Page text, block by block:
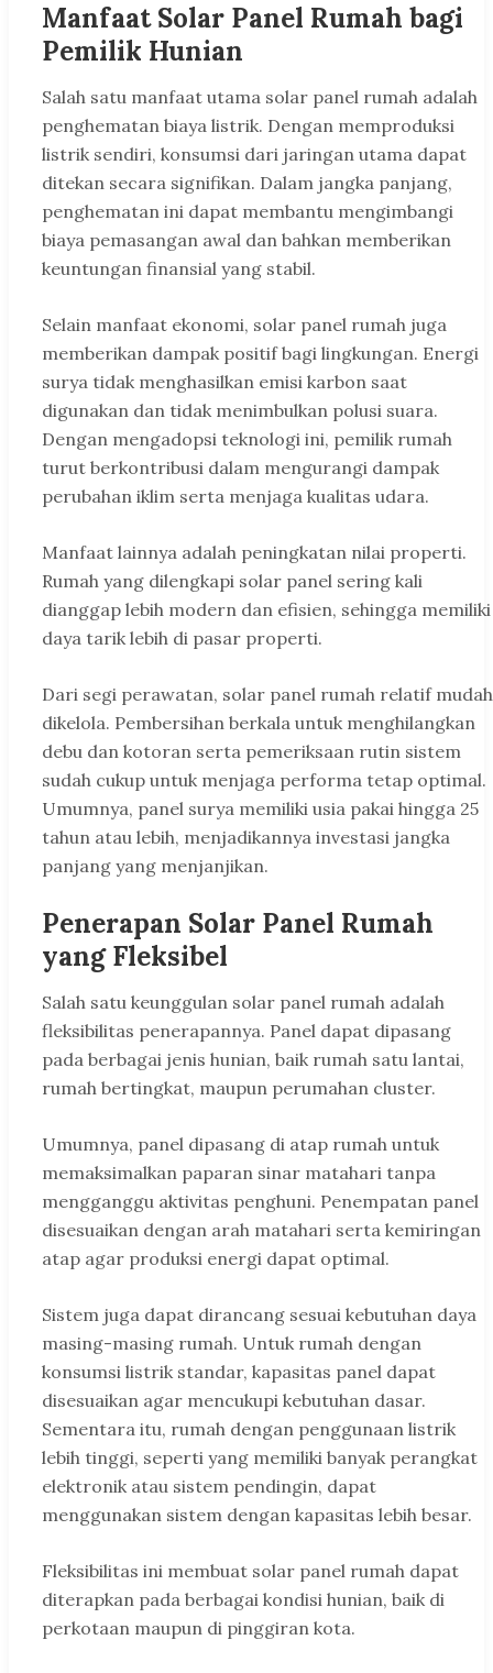
Manfaat Solar Panel Rumah bagi
Pemilik Hunian
Salah satu manfaat utama solar panel rumah adalah
penghematan biaya listrik. Dengan memproduksi
listrik sendiri, konsumsi dari jaringan utama dapat
ditekan secara signifikan. Dalam jangka panjang,
penghematan ini dapat membantu mengimbangi
biaya pemasangan awal dan bahkan memberikan
keuntungan finansial yang stabil.
Selain manfaat ekonomi, solar panel rumah juga
memberikan dampak positif bagi lingkungan. Energi
surya tidak menghasilkan emisi karbon saat
digunakan dan tidak menimbulkan polusi suara.
Dengan mengadopsi teknologi ini, pemilik rumah
turut berkontribusi dalam mengurangi dampak
perubahan iklim serta menjaga kualitas udara.
Manfaat lainnya adalah peningkatan nilai properti.
Rumah yang dilengkapi solar panel sering kali
dianggap lebih modern dan efisien, sehingga memiliki
daya tarik lebih di pasar properti.
Dari segi perawatan, solar panel rumah relatif mudah
dikelola. Pembersihan berkala untuk menghilangkan
debu dan kotoran serta pemeriksaan rutin sistem
sudah cukup untuk menjaga performa tetap optimal.
Umumnya, panel surya memiliki usia pakai hingga 25
tahun atau lebih, menjadikannya investasi jangka
panjang yang menjanjikan.
Penerapan Solar Panel Rumah
yang Fleksibel
Salah satu keunggulan solar panel rumah adalah
fleksibilitas penerapannya. Panel dapat dipasang
pada berbagai jenis hunian, baik rumah satu lantai,
rumah bertingkat, maupun perumahan cluster.
Umumnya, panel dipasang di atap rumah untuk
memaksimalkan paparan sinar matahari tanpa
mengganggu aktivitas penghuni. Penempatan panel
disesuaikan dengan arah matahari serta kemiringan
atap agar produksi energi dapat optimal.
Sistem juga dapat dirancang sesuai kebutuhan daya
masing-masing rumah. Untuk rumah dengan
konsumsi listrik standar, kapasitas panel dapat
disesuaikan agar mencukupi kebutuhan dasar.
Sementara itu, rumah dengan penggunaan listrik
lebih tinggi, seperti yang memiliki banyak perangkat
elektronik atau sistem pendingin, dapat
menggunakan sistem dengan kapasitas lebih besar.
Fleksibilitas ini membuat solar panel rumah dapat
diterapkan pada berbagai kondisi hunian, baik di
perkotaan maupun di pinggiran kota.